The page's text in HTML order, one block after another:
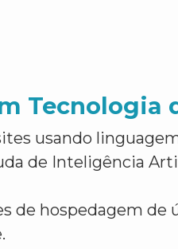
Tecnologia
usando
de Inteligência
de hospedagem de